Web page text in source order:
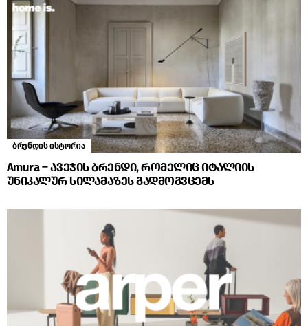
ბრენდის ისტორია
Amura – ავეჯის ბრენდი, რომელიც იტალიის
უნიკალურ სილამაზეს გადმოგვცემს